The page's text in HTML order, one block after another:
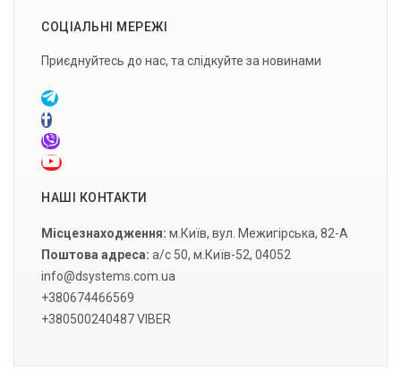
СОЦІАЛЬНІ МЕРЕЖІ
Приєднуйтесь до нас, та слідкуйте за новинами
НАШІ КОНТАКТИ
Місцезнаходження: м.Київ, вул. Межигірська, 82-А
Поштова адреса: а/с 50, м.Київ-52, 04052
info@dsystems.com.ua
+380674466569
+380500240487 VIBER